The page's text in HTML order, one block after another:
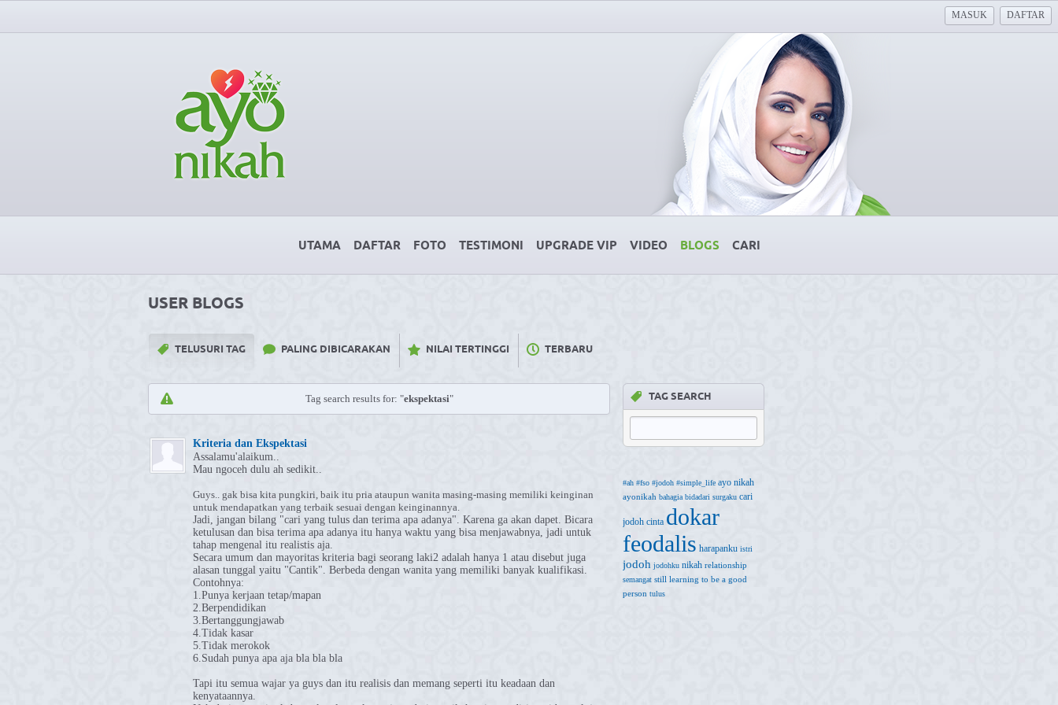
MASUK DAFTAR
UTAMA DAFTAR FOTO TESTIMONI UPGRADE VIP VIDEO BLOGS CARI
USER BLOGS
TELUSURI TAG PALING DIBICARAKAN NILAI TERTINGGI TERBARU
Tag search results for: "ekspektasi"
Kriteria dan Ekspektasi
Assalamu'alaikum..
Mau ngoceh dulu ah sedikit..
Guys.. gak bisa kita pungkiri, baik itu pria ataupun wanita masing-masing memiliki keinginan
untuk mendapatkan yang terbaik sesuai dengan keinginannya.
Jadi, jangan bilang "cari yang tulus dan terima apa adanya". Karena ga akan dapet. Bicara
ketulusan dan bisa terima apa adanya itu hanya waktu yang bisa menjawabnya, jadi untuk
tahap mengenal itu realistis aja.
Secara umum dan mayoritas kriteria bagi seorang laki2 adalah hanya 1 atau disebut juga
alasan tunggal yaitu "Cantik". Berbeda dengan wanita yang memiliki banyak kualifikasi.
Contohnya:
1.Punya kerjaan tetap/mapan
2.Berpendidikan
3.Bertanggungjawab
4.Tidak kasar
5.Tidak merokok
6.Sudah punya apa aja bla bla bla
Tapi itu semua wajar ya guys dan itu realisis dan memang seperti itu keadaan dan
kenyataannya.
TAG SEARCH
#ah #fso #jodoh #simple_life ayo nikah
ayonikah bahagia bidadari surgaku cari
jodoh cinta dokar
feodalis harapanku istri
jodoh jodohku nikah relationship
semangat still learning to be a good
person tulus